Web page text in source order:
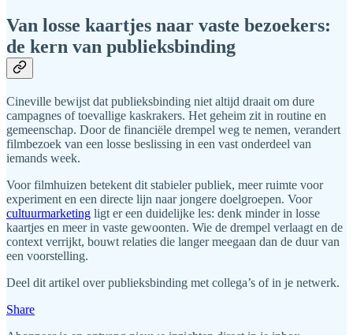
Van losse kaartjes naar vaste bezoekers:
de kern van publieksbinding
Cineville bewijst dat publieksbinding niet altijd draait om dure
campagnes of toevallige kaskrakers. Het geheim zit in routine en
gemeenschap. Door de financiële drempel weg te nemen, verandert
filmbezoek van een losse beslissing in een vast onderdeel van
iemands week.
Voor filmhuizen betekent dit stabieler publiek, meer ruimte voor
experiment en een directe lijn naar jongere doelgroepen. Voor
cultuurmarketing ligt er een duidelijke les: denk minder in losse
kaartjes en meer in vaste gewoonten. Wie de drempel verlaagt en de
context verrijkt, bouwt relaties die langer meegaan dan de duur van
een voorstelling.
Deel dit artikel over publieksbinding met collega’s of in je netwerk.
Share